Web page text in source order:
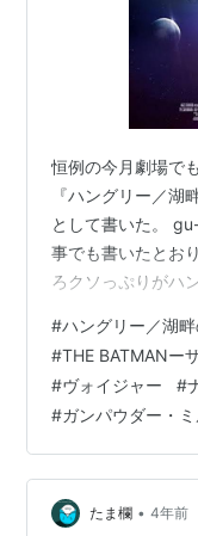
恒例の今月劇場で
『ハングリー／湖
として書いた。
事でも書いたとお
ろクソっぷりがハ
りする……。 『ハ
バーンをモデルに
時間が3時間とか
えずコバーンなら
味でとんでもない
ログに書…
#ハングリー／湖
#THE BATMANー
#ヴォイジャー #
#ガンパウダー・
たま欄 • 4年前